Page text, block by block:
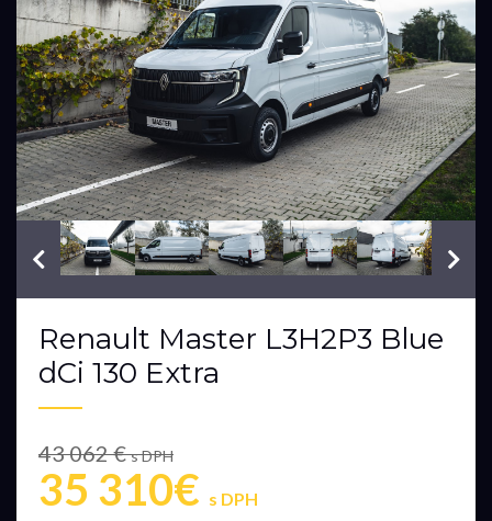
VIN: VF1RDA00472021304
Renault Master L3H2P3 Blue
dCi 130 Extra
43 062 €s DPH
35 310€ s DPH